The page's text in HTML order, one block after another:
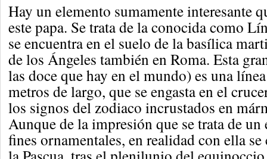
Hay un elemento sumamente interesante
este papa. Se trata de la conocida como
se encuentra en el suelo de la basílica
de los Ángeles también en Roma. Esta
las doce que hay en el mundo) es una
metros de largo, que se engasta en el
los signos del zodiaco incrustados en
Aunque de la impresión que se trata de
fines ornamentales, en realidad con ella